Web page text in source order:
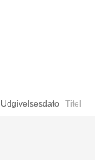
Udgivelsesdato Titel